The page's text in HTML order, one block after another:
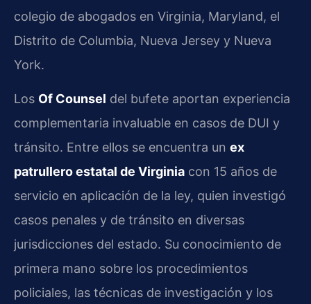
colegio de abogados en Virginia, Maryland, el
Distrito de Columbia, Nueva Jersey y Nueva
York.
Los Of Counsel del bufete aportan experiencia
complementaria invaluable en casos de DUI y
tránsito. Entre ellos se encuentra un ex
patrullero estatal de Virginia con 15 años de
servicio en aplicación de la ley, quien investigó
casos penales y de tránsito en diversas
jurisdicciones del estado. Su conocimiento de
primera mano sobre los procedimientos
policiales, las técnicas de investigación y los